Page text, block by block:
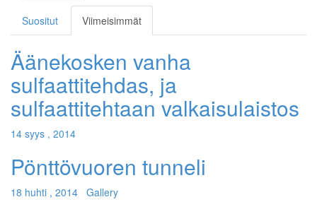
Suositut Viimeisimmät
Äänekosken vanha
sulfaattitehdas, ja
sulfaattitehtaan valkaisulaistos
14 syys , 2014
Pönttövuoren tunneli
18 huhti , 2014 Gallery